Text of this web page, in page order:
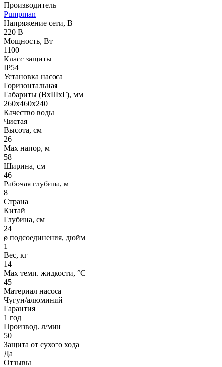
Производитель
Pumpman
Напряжение сети, В
220 В
Мощность, Вт
1100
Класс защиты
IP54
Установка насоса
Горизонтальная
Габариты (ВхШхГ), мм
260х460x240
Качество воды
Чистая
Высота, см
26
Max напор, м
58
Ширина, см
46
Рабочая глубина, м
8
Страна
Китай
Глубина, см
24
ø подсоединения, дюйм
1
Вес, кг
14
Max темп. жидкости, °С
45
Материал насоса
Чугун/алюминий
Гарантия
1 год
Производ. л/мин
50
Защита от сухого хода
Да
Отзывы